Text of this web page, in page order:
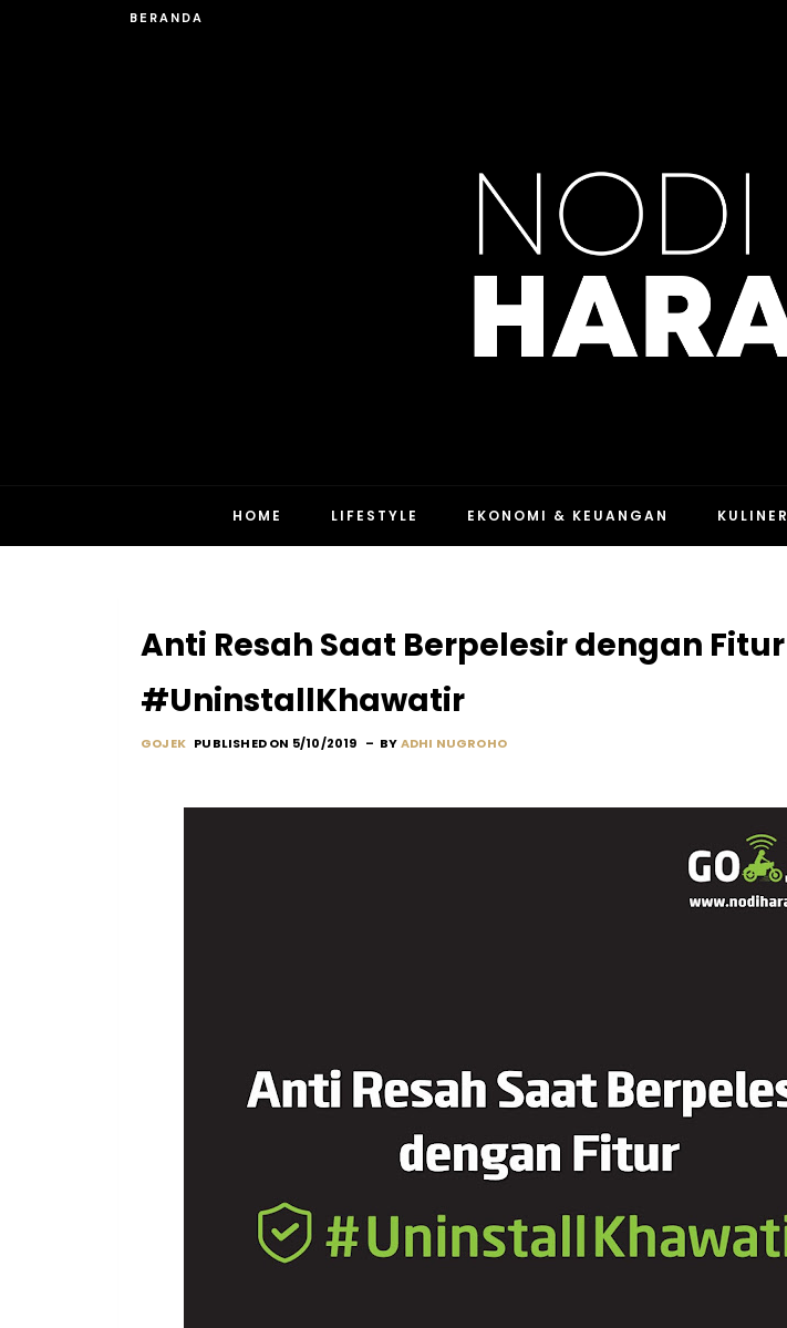
BERANDA
HOME LIFESTYLE EKONOMI & KEUANGAN KULINER
Anti Resah Saat Berpelesir dengan Fitur
#UninstallKhawatir
GOJEK PUBLISHED ON 5/10/2019 BYADHI NUGROHO